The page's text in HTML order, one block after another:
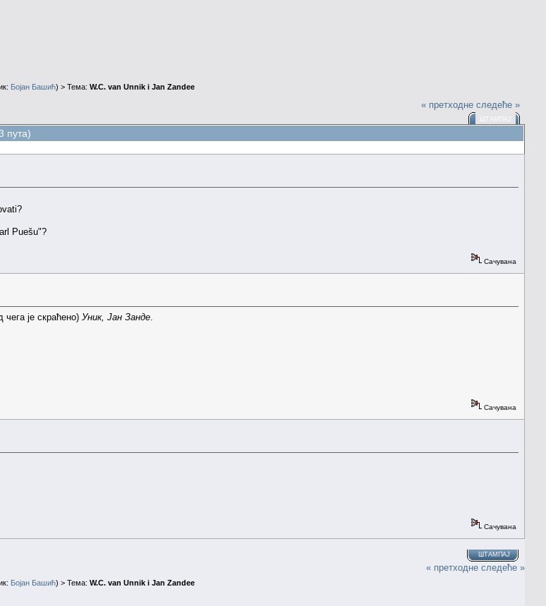
Бојан Башић) > Тема: W.C. van Unnik i Jan Zandee
« претходне следеће »
пута)
Puešu"?
Сачувана
чега је скраћено) Уник, Јан Занде
Сачувана
Сачувана
ШТАМПАЈ
Бојан Башић) > Тема: W.C. van Unnik i Jan Zandee
« претходне следеће »